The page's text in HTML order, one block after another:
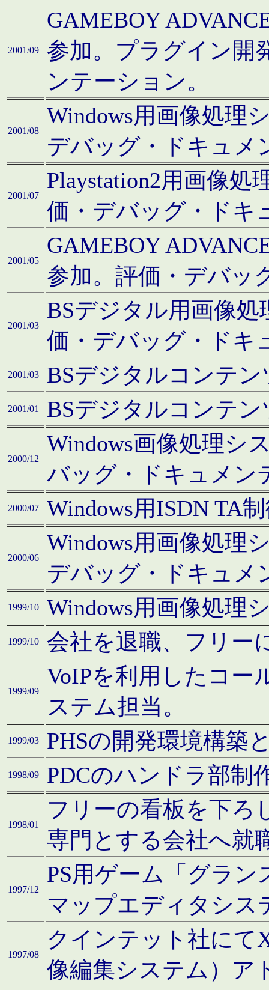
2001/09
GAMEBOY
参加。プラグイン開
ンテーション。
2001/08
Windows用画像処理
デバッグ・ドキュメ
2001/07
Playstation2用画像
価・デバッグ・ドキ
2001/05
GAMEBOY
参加。評価・デバッ
2001/03
BSデジタル用画像
価・デバッグ・ドキ
2001/03 BSデジタルコンテ
2001/01 BSデジタルコンテ
2000/12
Windows画像処理シ
バッグ・ドキュメン
2000/07 Windows用ISDN TA
2000/06
Windows用画像処理
デバッグ・ドキュメ
1999/10 Windows用画像処理
1999/10 会社を退職、フリー
1999/09
VoIPを利用したコー
ステム担当。
1999/03 PHSの開発環境構築
1998/09 PDCのハンドラ部制
1998/01
フリーの看板を下ろ
専門とする会社へ就
1997/12
PS用ゲーム「グラン
マップエディタシス
1997/08
クインテット社にて
像編集システム）ア